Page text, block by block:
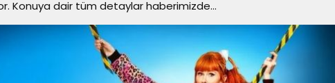
Konuya dair tüm detaylar haberimizde...